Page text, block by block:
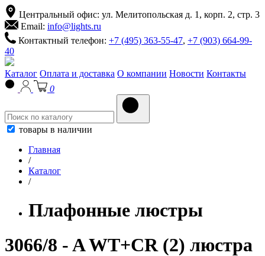
Центральный офис: ул. Мелитопольская д. 1, корп. 2, стр. 3
Email: info@lights.ru
Контактный телефон: +7 (495) 363-55-47, +7 (903) 664-99-
40
Каталог Оплата и доставка О компании Новости Контакты
0
товары в наличии
Главная
/
Каталог
/
Плафонные люстры
3066/8 - A WT+CR (2) люстра